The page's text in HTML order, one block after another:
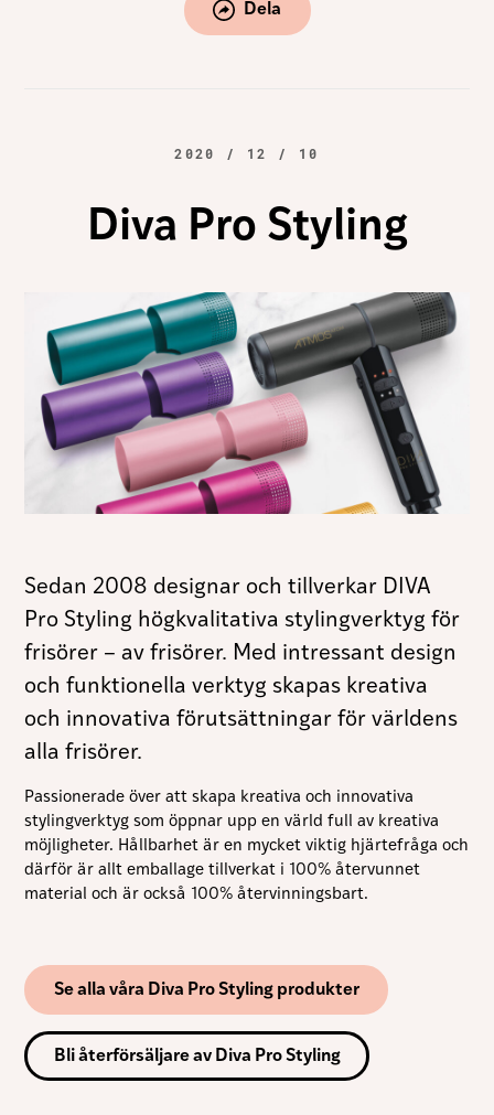
Dela
2020 / 12 / 10
Diva Pro Styling
Sedan 2008 designar och tillverkar DIVA
Pro Styling högkvalitativa stylingverktyg för
frisörer – av frisörer. Med intressant design
och funktionella verktyg skapas kreativa
och innovativa förutsättningar för världens
alla frisörer.
Passionerade över att skapa kreativa och innovativa
stylingverktyg som öppnar upp en värld full av kreativa
möjligheter. Hållbarhet är en mycket viktig hjärtefråga och
därför är allt emballage tillverkat i 100% återvunnet
material och är också 100% återvinningsbart.
Se alla våra Diva Pro Styling produkter
Bli återförsäljare av Diva Pro Styling